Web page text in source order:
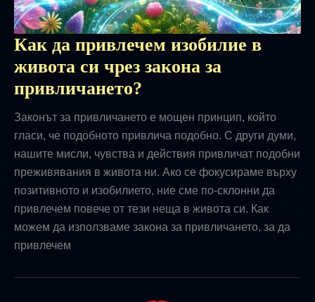
Как да привлечем изобилие в
живота си чрез закона за
привличането?
Законът за привличането е мощен принцип, който
гласи, че подобното привлича подобно. С други думи,
нашите мисли, чувства и действия привличат подобни
преживявания в живота ни. Ако се фокусираме върху
позитивното и изобилието, ние сме по-склонни да
привлечем повече от тези неща в живота си. Как
можем да използваме закона за привличането, за да
привлечем